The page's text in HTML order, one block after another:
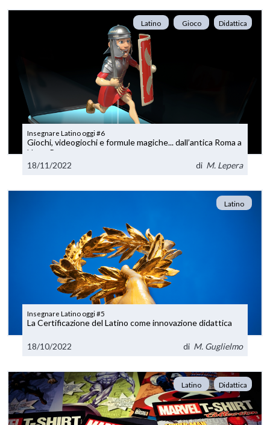
Latino Gioco Didattica
Insegnare Latino oggi #6
Giochi, videogiochi e formule magiche... dall’antica Roma a
Harry Potter
18/11/2022
di M. Lepera
Latino
Insegnare Latino oggi #5
La Certificazione del Latino come innovazione didattica
18/10/2022 di M. Guglielmo
Latino Didattica